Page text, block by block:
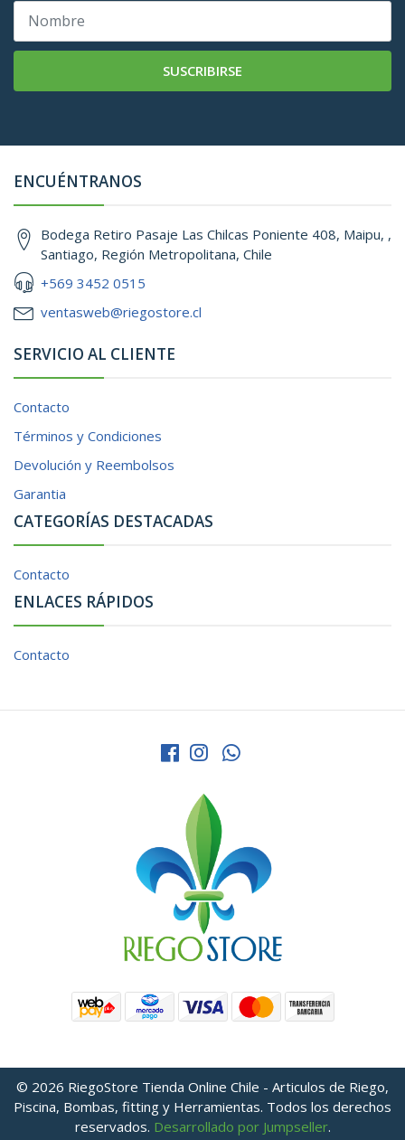
SUSCRIBIRSE
ENCUÉNTRANOS
Bodega Retiro Pasaje Las Chilcas Poniente 408, Maipu, ,
Santiago, Región Metropolitana, Chile
+569 3452 0515
ventasweb@riegostore.cl
SERVICIO AL CLIENTE
Contacto
Términos y Condiciones
Devolución y Reembolsos
Garantia
CATEGORÍAS DESTACADAS
Contacto
ENLACES RÁPIDOS
Contacto
© 2026 RiegoStore Tienda Online Chile - Articulos de Riego,
Piscina, Bombas, fitting y Herramientas. Todos los derechos
reservados. Desarrollado por Jumpseller.